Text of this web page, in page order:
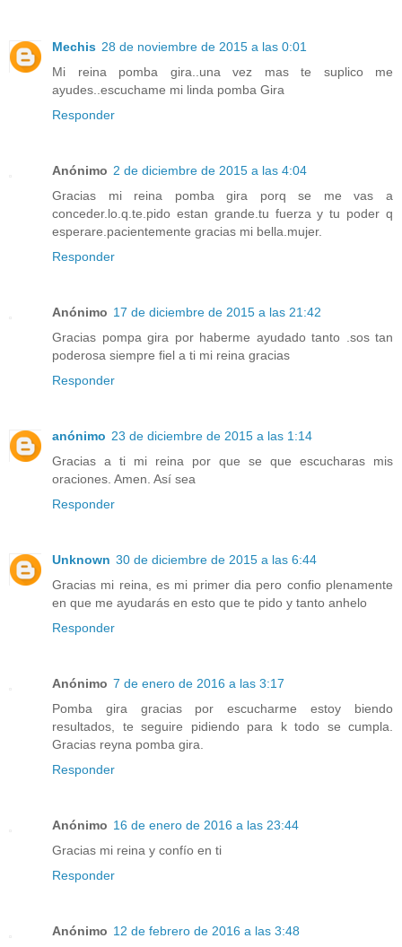
Mechis 28 de noviembre de 2015 a las 0:01
Mi reina pomba gira..una vez mas te suplico me
ayudes..escuchame mi linda pomba Gira
Responder
Anónimo 2 de diciembre de 2015 a las 4:04
Gracias mi reina pomba gira porq se me vas a
conceder.lo.q.te.pido estan grande.tu fuerza y tu poder q
esperare.pacientemente gracias mi bella.mujer.
Responder
Anónimo 17 de diciembre de 2015 a las 21:42
Gracias pompa gira por haberme ayudado tanto .sos tan
poderosa siempre fiel a ti mi reina gracias
Responder
anónimo 23 de diciembre de 2015 a las 1:14
Gracias a ti mi reina por que se que escucharas mis
oraciones. Amen. Así sea
Responder
Unknown 30 de diciembre de 2015 a las 6:44
Gracias mi reina, es mi primer dia pero confio plenamente
en que me ayudarás en esto que te pido y tanto anhelo
Responder
Anónimo 7 de enero de 2016 a las 3:17
Pomba gira gracias por escucharme estoy biendo
resultados, te seguire pidiendo para k todo se cumpla.
Gracias reyna pomba gira.
Responder
Anónimo 16 de enero de 2016 a las 23:44
Gracias mi reina y confío en ti
Responder
Anónimo 12 de febrero de 2016 a las 3:48